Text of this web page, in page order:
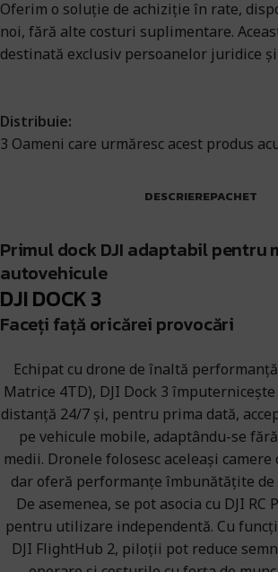
Oferim o soluție de achiziție în rate,
noi, fără alte costuri suplimentare.
destinată exclusiv persoanelor juridice și
Distribuie:
3 Oameni care urmăresc acest produs
DESCRIEREPACHET
Primul dock DJI adaptabil pentru
autovehicule
DJI DOCK 3
Faceți față oricărei provocări
Echipat cu drone de înaltă
Matrice 4TD), DJI Dock 3
distanță 24/7 și, pentru prima dată,
pe vehicule mobile, adaptându-se
medii. Dronele folosesc aceleași
dar oferă performanțe îmbunătățite
De asemenea, se pot asocia cu DJI RC
pentru utilizare independentă. Cu
DJI FlightHub 2, piloții pot reduce